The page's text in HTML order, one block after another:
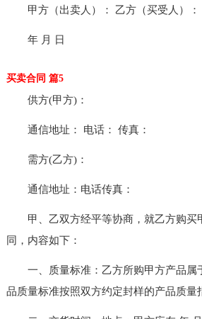
甲方（出卖人）： 乙方（买受人）：
年 月 日
买卖合同 篇5
供方(甲方)：
通信地址： 电话： 传真：
需方(乙方)：
通信地址：电话传真：
甲、乙双方经平等协商，就乙方购买
同，内容如下：
一、质量标准：乙方所购甲方产品属
品质量标准按照双方约定封样的产品质量